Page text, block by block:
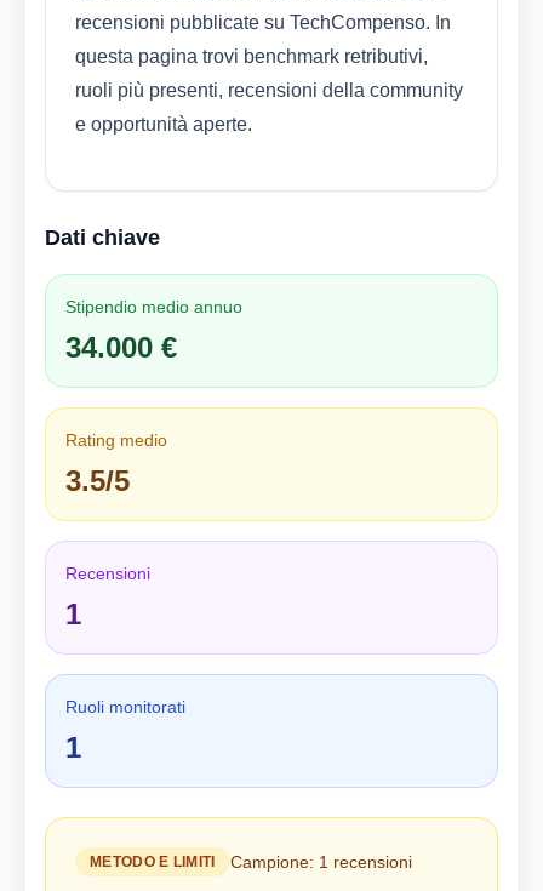
recensioni pubblicate su TechCompenso. In
questa pagina trovi benchmark retributivi,
ruoli più presenti, recensioni della community
e opportunità aperte.
Dati chiave
Stipendio medio annuo
34.000 €
Rating medio
3.5/5
Recensioni
1
Ruoli monitorati
1
METODO E LIMITI Campione: 1 recensioni